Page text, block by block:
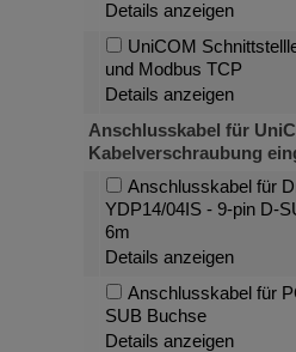
Details anzeigen
UniCOM
und Modbus TCP
Details anzeigen
Anschlusskabel für
Kabelverschraubung
Anschlusskabel für
YDP14/04IS - 9-pin D-
6m
Details anzeigen
Anschlusskabel für
SUB Buchse
Details anzeigen